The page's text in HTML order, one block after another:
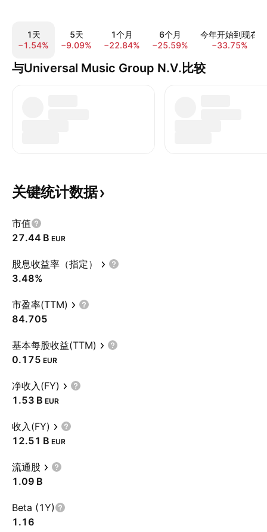
1天
−1.54%
5天
−9.09%
1个月
−22.84%
6个月
−25.59%
今年开始到现在
−33.75%
与Universal Music Group N.V.比较
关键统计数据
市值
‪27.44 B‬ EUR
股息收益率（指定）
3.48%
市盈率(TTM)
84.705
基本每股收益(TTM)
0.175 EUR
净收入(FY)
‪1.53 B‬ EUR
收入(FY)
‪12.51 B‬ EUR
流通股
‪1.09 B‬
Beta (1Y)
1.16